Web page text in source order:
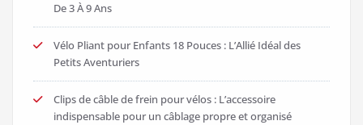
De 3 À 9 Ans
Vélo Pliant pour Enfants 18 Pouces : L’Allié Idéal des
Petits Aventuriers
Clips de câble de frein pour vélos : L’accessoire
indispensable pour un câblage propre et organisé